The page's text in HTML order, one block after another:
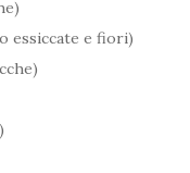
essiccate e fiori)